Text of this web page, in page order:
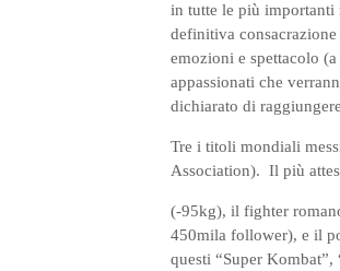
in tutte le più importanti
definitiva
emozioni e spettacolo
appassionati che
dichiarato di
Tre i titoli mondiali
Association). Il più
(-95kg), il fighter
450mila follower), e il
questi “Super